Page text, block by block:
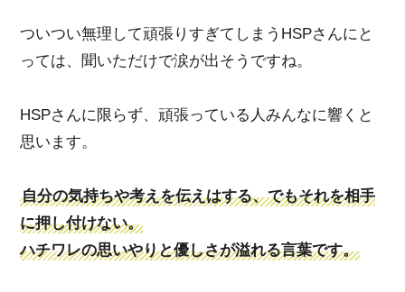
ついつい無理して頑張りすぎてしまうHSPさんにと
っては、聞いただけで涙が出そうですね。
HSPさんに限らず、頑張っている人みんなに響くと
思います。
自分の気持ちや考えを伝えはする、でもそれを相手
に押し付けない。
ハチワレの思いやりと優しさが溢れる言葉です。